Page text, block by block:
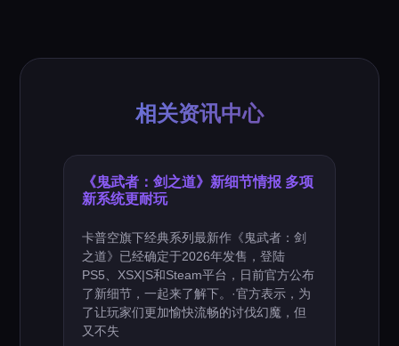
相关资讯中心
《鬼武者：剑之道》新细节情报 多项
新系统更耐玩
卡普空旗下经典系列最新作《鬼武者：剑
之道》已经确定于2026年发售，登陆
PS5、XSX|S和Steam平台，日前官方公布
了新细节，一起来了解下。·官方表示，为
了让玩家们更加愉快流畅的讨伐幻魔，但
又不失